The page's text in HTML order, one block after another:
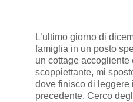
L’ultimo giorno di
famiglia in un posto
un cottage accogliente
scoppiettante, mi
dove finisco di leggere
precedente. Cerco